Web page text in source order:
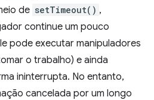
de setTimeout() ,
continue um pouco
pode executar manipuladores
o trabalho) e ainda
ininterrupta. No entanto,
cancelada por um longo